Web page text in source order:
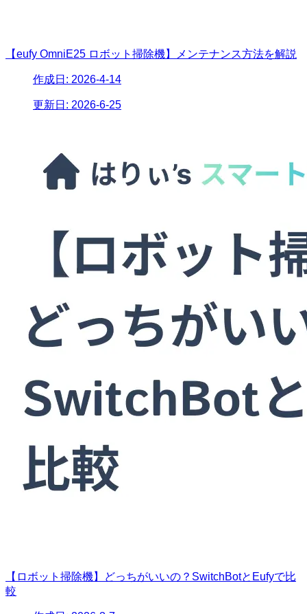
【eufy OmniE25 ロボット掃除機】メンテナンス方法を解説
作成日: 2026-4-14
更新日: 2026-6-25
【ロボット掃除機】どっちがいいの？SwitchBotとEufyで比
較